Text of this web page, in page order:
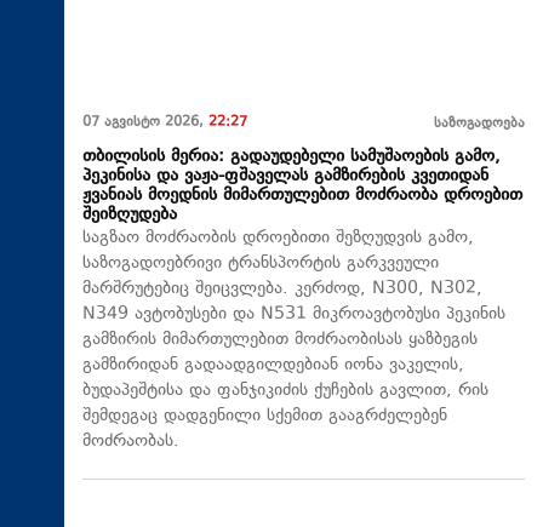
07 აგვისტო 2026, 22:27 საზოგადოება
თბილისის მერია: გადაუდებელი სამუშაოების გამო,
პეკინისა და ვაჟა-ფშაველას გამზირების კვეთიდან
ჟვანიას მოედნის მიმართულებით მოძრაობა დროებით
შეიზღუდება
საგზაო მოძრაობის დროებითი შეზღუდვის გამო,
საზოგადოებრივი ტრანსპორტის გარკვეული
მარშრუტებიც შეიცვლება. კერძოდ, N300, N302,
N349 ავტობუსები და N531 მიკროავტობუსი პეკინის
გამზირის მიმართულებით მოძრაობისას ყაზბეგის
გამზირიდან გადაადგილდებიან იონა ვაკელის,
ბუდაპეშტისა და ფანჯიკიძის ქუჩების გავლით, რის
შემდეგაც დადგენილი სქემით გააგრძელებენ
მოძრაობას.